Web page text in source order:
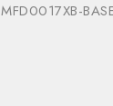
MFD0017XB-